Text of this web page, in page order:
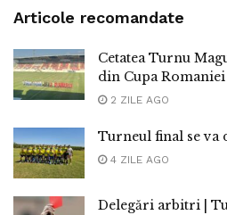
Articole recomandate
Cetatea Turnu
din Cupa Romaniei
2 ZILE AGO
Turneul final se va
4 ZILE AGO
Delegări arbitri |